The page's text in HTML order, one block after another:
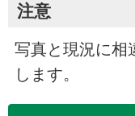
注意
写真と現況に相
します。